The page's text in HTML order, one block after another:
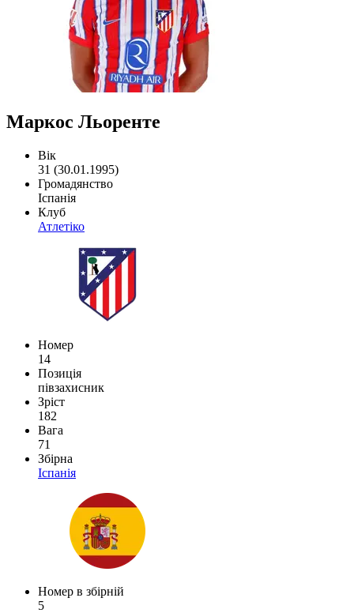
Маркос Льоренте
Вік
31 (30.01.1995)
Громадянство
Іспанія
Клуб
Атлетіко
Номер
14
Позиція
півзахисник
Зріст
182
Вага
71
Збірна
Іспанія
Номер в збірній
5